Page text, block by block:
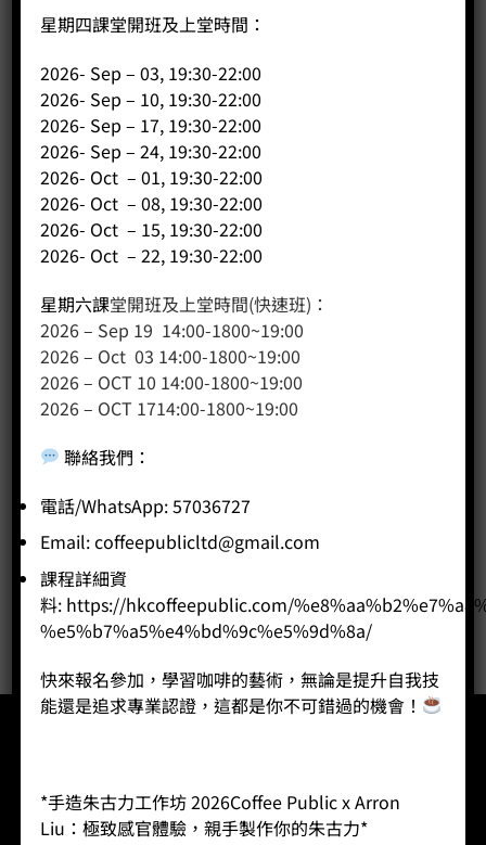
客戶服務
聯絡我們
網站地圖
產品分類
咖啡課程
咖啡機
咖啡器具
咖啡器具品牌
奶茶
登入 會員登記 忘記密碼 運費查詢 聯絡我們
星期四課堂開班及上堂時間：
2026- Sep – 03, 19:30-22:00
2026- Sep – 10, 19:30-22:00
2026- Sep – 17, 19:30-22:00
2026- Sep – 24, 19:30-22:00
2026- Oct – 01, 19:30-22:00
2026- Oct – 08, 19:30-22:00
2026- Oct – 15, 19:30-22:00
2026- Oct – 22, 19:30-22:00
星期六課堂開班及上堂時間(快速班)：
2026 – Sep 19 14:00-1800~19:00
2026 – Oct 03 14:00-1800~19:00
2026 – OCT 10 14:00-1800~19:00
2026 – OCT 1714:00-1800~19:00
聯絡我們 ：
電話/WhatsApp: 57036727
Email:coffeepublicltd@gmail.com
課程詳細資
料: https://hkcoffeepublic.com/
%e5%b7%a5%e4%bd%9c%e5%9d%8a/
快來報名參加，學習咖啡的藝術，無論是提升自我技
能還是追求專業認證，這都是你不可錯過的機會！
*手造朱古力工作坊 2026Coffee Public x Arron
Liu：極致感官體驗，親手製作你的朱古力*